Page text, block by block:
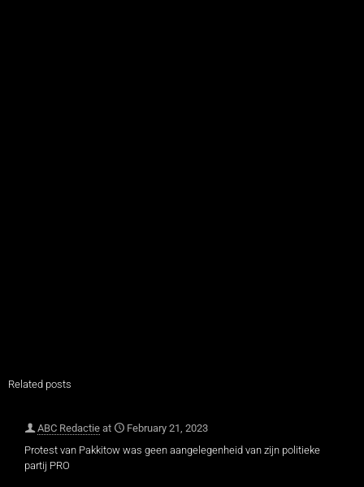
Related posts
ABC Redactie at
February 21, 2023
Protest van Pakkitow was geen aangelegenheid van zijn politieke
partij PRO